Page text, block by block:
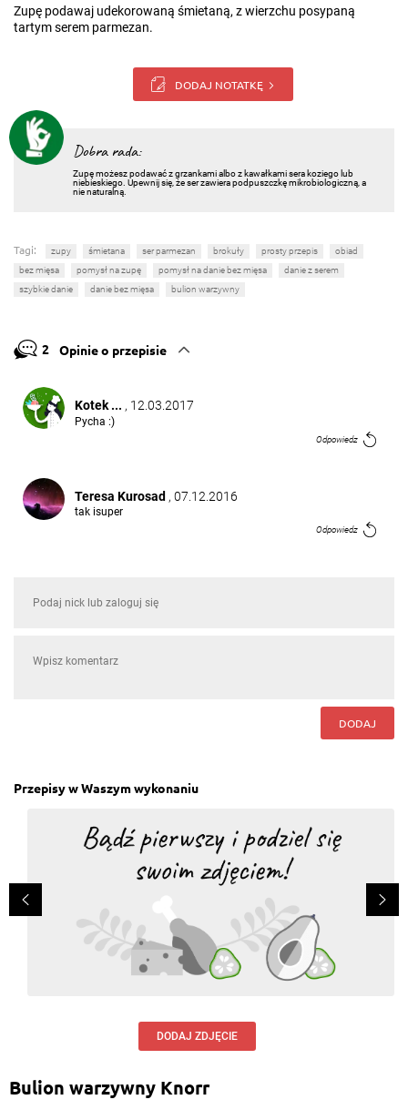
Zupę podawaj udekorowaną śmietaną, z wierzchu posypaną
tartym serem parmezan.
DODAJ NOTATKĘ
Dobra rada:
Zupę możesz podawać z grzankami albo z kawałkami sera koziego lub
niebieskiego. Upewnij się, że ser zawiera podpuszczkę mikrobiologiczną, a
nie naturalną.
Tagi: zupy śmietana ser parmezan brokuły prosty przepis
obiad
bez mięsa
pomysł na zupę pomysł na danie bez mięsa
danie z serem
szybkie danie
danie bez mięsa bulion warzywny
2 Opinie o przepisie
Kotek ... , 12.03.2017
Pycha :)
Odpowiedz
Teresa Kurosad , 07.12.2016
tak isuper
Odpowiedz
DODAJ
Przepisy w Waszym wykonaniu
DODAJ ZDJĘCIE
Bulion warzywny Knorr